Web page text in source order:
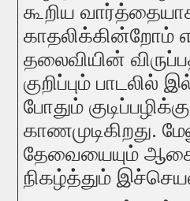
கூறிய
காதலிக்கின்றோம்
தலைவியின்
குறிப்பும்
போதும்
காணமுடிகிறது.
தேவையையும்
நிகழ்த்தும்